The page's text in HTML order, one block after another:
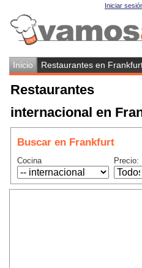
Iniciar
Inicio Restaurantes en
Restaurantes
internacional en
Buscar en Frankfurt
Cocina Precio: